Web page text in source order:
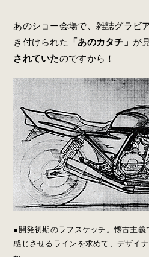
あのショー会場で、雑誌グラビ
き付けられた
「あのカタチ」 が
されていたのですから！
●開発初期のラフスケッチ。懐古主
感じさせるラインを求めて、デザイ